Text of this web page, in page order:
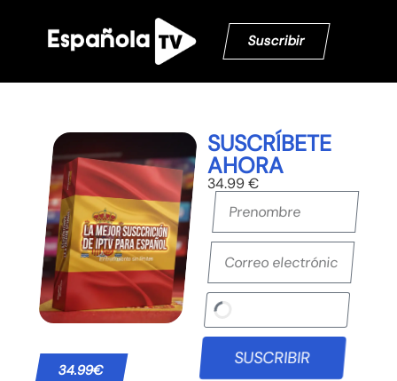
Suscribir
34.99€
SUSCRÍBETE
AHORA
34.99 €
SUSCRIBIR